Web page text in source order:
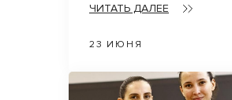
ЧИТАТЬ ДАЛЕЕ
23 ИЮНЯ